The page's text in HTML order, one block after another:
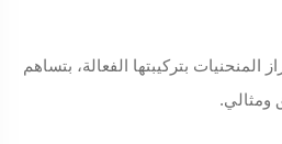
بتركيبتها الفعالة، بتساهم
ومثالي.